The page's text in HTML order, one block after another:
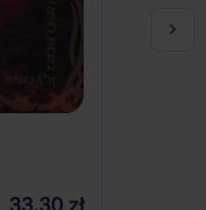
33,30 zł